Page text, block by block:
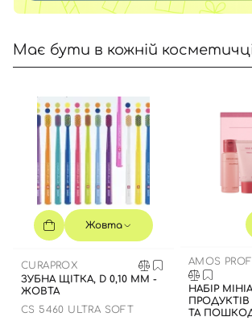
Має бути в кожній
Жовта
CURAPROX
ЗУБНА ЩІТКА, D 0,10 ММ -
ЖОВТА
CS 5460 ULTRA SOFT
AMOS
НАБІР
ТА